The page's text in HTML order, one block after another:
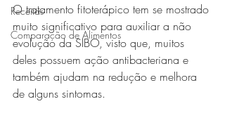
Receitas
Comparação de Alimentos
O tratamento fitoterápico tem se mostrado
muito significativo para auxiliar a não
evolução da SIBO, visto que, muitos
deles possuem ação antibacteriana e
também ajudam na redução e melhora
de alguns sintomas.